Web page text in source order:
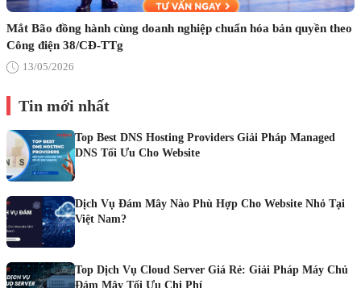
Mắt Bão đồng hành cùng doanh nghiệp chuẩn hóa bản quyền theo
Công điện 38/CĐ-TTg
13/05/2026
Tin mới nhất
Top Best DNS Hosting Providers Giải Pháp Managed
DNS Tối Ưu Cho Website
Dịch Vụ Đám Mây Nào Phù Hợp Cho Website Nhỏ Tại
Việt Nam?
Top Dịch Vụ Cloud Server Giá Rẻ: Giải Pháp Máy Chủ
Đám Mây Tối Ưu Chi Phí